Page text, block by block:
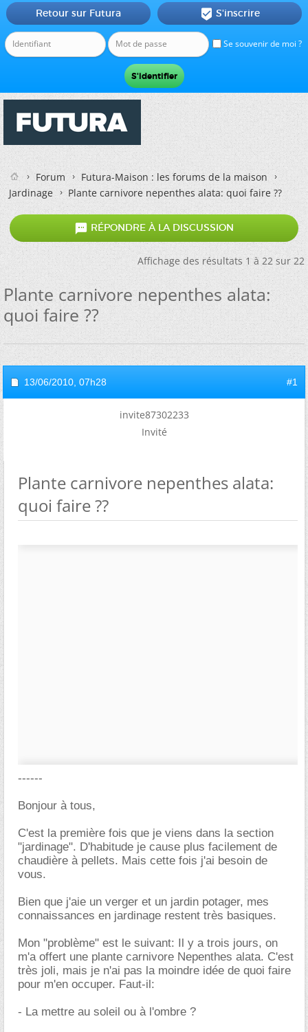
Se souvenir de moi ?
Retour sur Futura  S'inscrire
Forum
Futura-Maison : les forums de la maison
Jardinage
Plante carnivore nepenthes alata: quoi faire ??
 RÉPONDRE À LA DISCUSSION
Affichage des résultats 1 à 22 sur 22
Plante carnivore nepenthes alata:
quoi faire ??
13/06/2010, 07h28 #1
invite87302233
Invité
Plante carnivore nepenthes alata:
quoi faire ??
------
Bonjour à tous,
C'est la première fois que je viens dans la section
"jardinage". D'habitude je cause plus facilement de
chaudière à pellets. Mais cette fois j'ai besoin de
vous.
Bien que j'aie un verger et un jardin potager, mes
connaissances en jardinage restent très basiques.
Mon "problème" est le suivant: Il y a trois jours, on
m'a offert une plante carnivore Nepenthes alata. C'est
très joli, mais je n'ai pas la moindre idée de quoi faire
pour m'en occuper. Faut-il:
- La mettre au soleil ou à l'ombre ?